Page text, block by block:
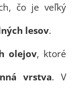
čo je veľký
lesov.
olejov, ktoré
vrstva. V